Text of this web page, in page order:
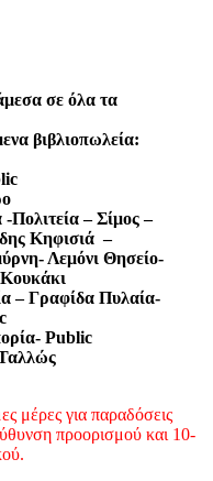
σε όλα τα
βιβλιοπωλεία:
– Σίμος –
Κηφισιά –
Λεμόνι Θησείο-
Γραφίδα Πυλαία-
Public
μέρες για παραδόσεις
προορισμού και 10-